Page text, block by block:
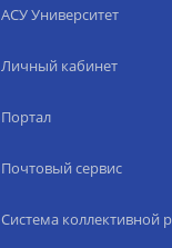
АСУ Университет
Личный кабинет
Портал
Почтовый сервис
Система коллективной